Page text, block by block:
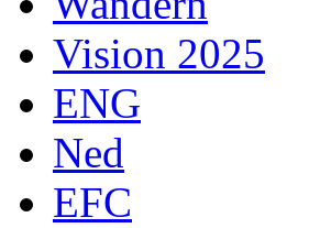
Vision 2025
ENG
Ned
EFC